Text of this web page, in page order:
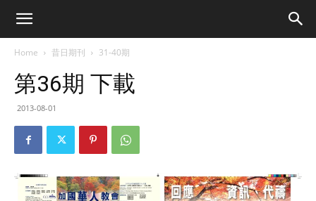
Home 昔日期刊 31-40期
第36期 下載
2013-08-01